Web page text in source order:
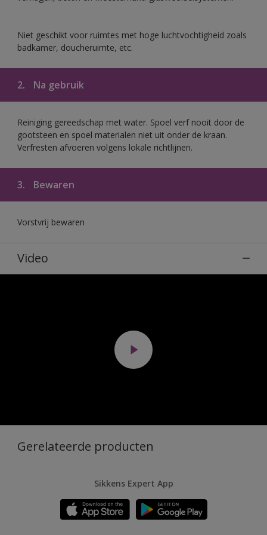
Niet geschikt voor ruimtes met hoge luchtvochtigheid zoals
badkamer, doucheruimte, etc.
2. Na gebruik
Reiniging gereedschap met water. Spoel verf nooit door de
gootsteen en spoel materialen niet uit onder de kraan.
Verfresten afvoeren volgens lokale richtlijnen.
3. Bewaren
Vorstvrij bewaren
Video
Gerelateerde producten
Sikkens Expert App